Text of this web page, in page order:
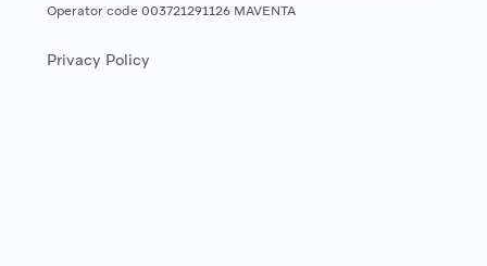
Operator code 003721291126 MAVENTA
Privacy Policy